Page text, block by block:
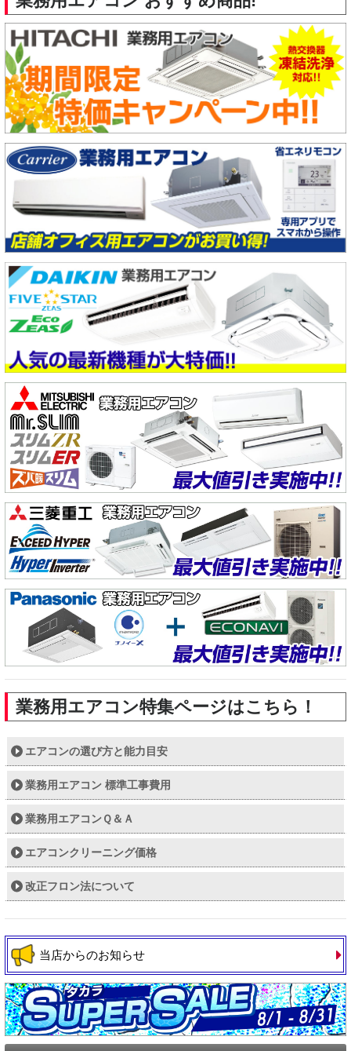
業務用エアコン特集ページはこちら！
エアコンの選び方と能力目安
業務用エアコン 標準工事費用
業務用エアコンＱ＆Ａ
エアコンクリーニング価格
改正フロン法について
当店からのお知らせ